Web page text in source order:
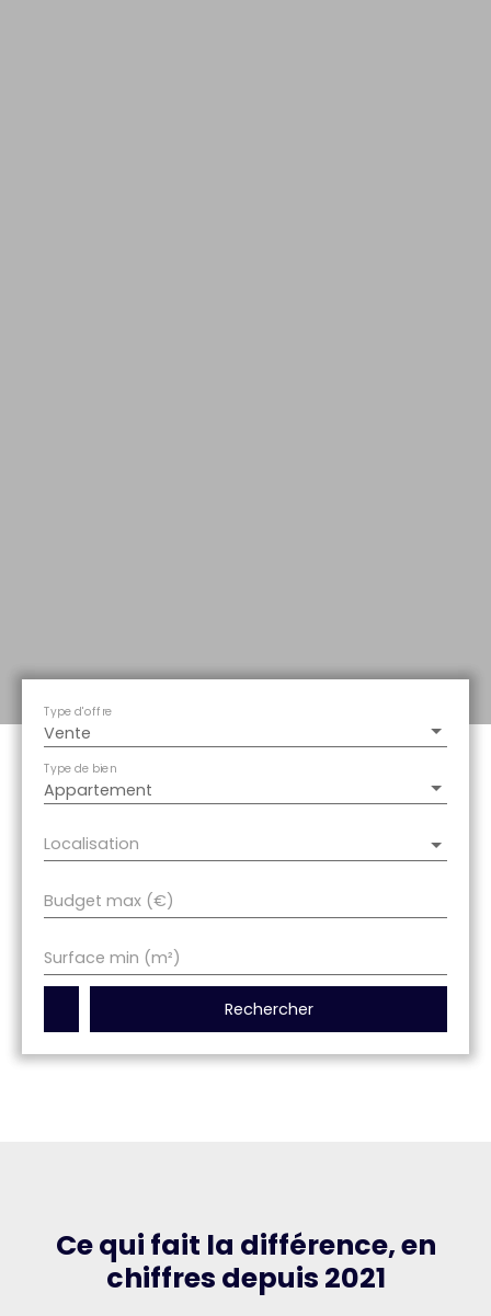
Vente
Type d'offre
Appartement
Type de bien
Localisation
Budget max (€)
Surface min (m²)
Rechercher
Ce qui fait la différence, en
chiffres depuis 2021